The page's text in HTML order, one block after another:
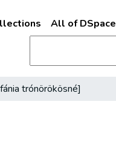
All of DSpace
trónörökösné]